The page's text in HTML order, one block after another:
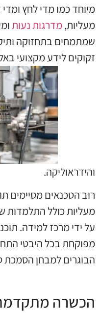
מיוחד כמו מדי לחץ
מעליות,מדרגות נעות
שמתמחים בתחזוקה
זקוקים לידעמקצועי
והידראוליקה.
רוב הטכנאים מסיימים
מעליות כולל התלמדות
על ידי מרכז למידה.
מפוקחת בכל היבטי
הבוגרים למבחן הסמכת
הכשרה